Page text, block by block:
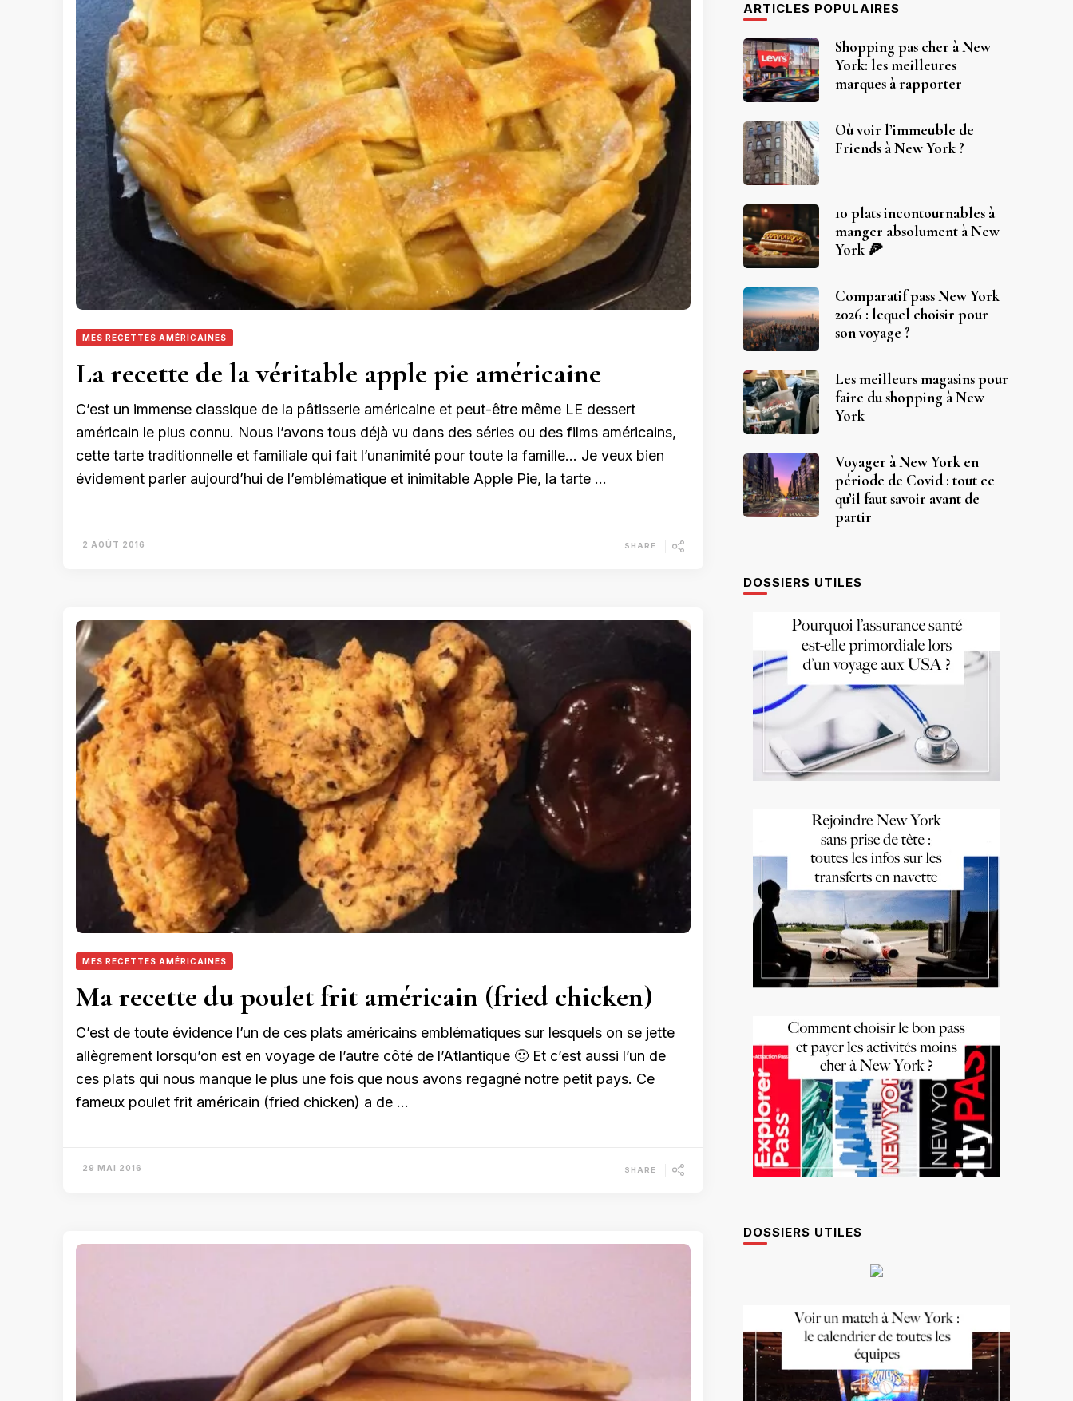
MES RECETTES AMÉRICAINES
La recette de la véritable apple pie américaine
C’est un immense classique de la pâtisserie américaine et peut-être même LE dessert
américain le plus connu. Nous l’avons tous déjà vu dans des séries ou des films américains,
cette tarte traditionnelle et familiale qui fait l’unanimité pour toute la famille… Je veux bien
évidement parler aujourd’hui de l’emblématique et inimitable Apple Pie, la tarte …
2 AOÛT 2016 SHARE
MES RECETTES AMÉRICAINES
Ma recette du poulet frit américain (fried chicken)
C’est de toute évidence l’un de ces plats américains emblématiques sur lesquels on se jette
allègrement lorsqu’on est en voyage de l’autre côté de l’Atlantique 🙂 Et c’est aussi l’un de
ces plats qui nous manque le plus une fois que nous avons regagné notre petit pays. Ce
fameux poulet frit américain (fried chicken) a de …
29 MAI 2016 SHARE
ARTICLES POPULAIRES
Shopping pas cher à New
York: les meilleures
marques à rapporter
Où voir l’immeuble de
Friends à New York ?
10 plats incontournables à
manger absolument à New
York 🍕
Comparatif pass New York
2026 : lequel choisir pour
son voyage ?
Les meilleurs magasins pour
faire du shopping à New
York
Voyager à New York en
période de Covid : tout ce
qu’il faut savoir avant de
partir
DOSSIERS UTILES
DOSSIERS UTILES